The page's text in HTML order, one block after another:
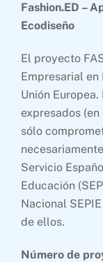
Fashion.ED –
Ecodiseño
El proyecto
Empresarial
Unión
expresados
sólo
Servicio
Educación
Nacional
de ellos.
Número de